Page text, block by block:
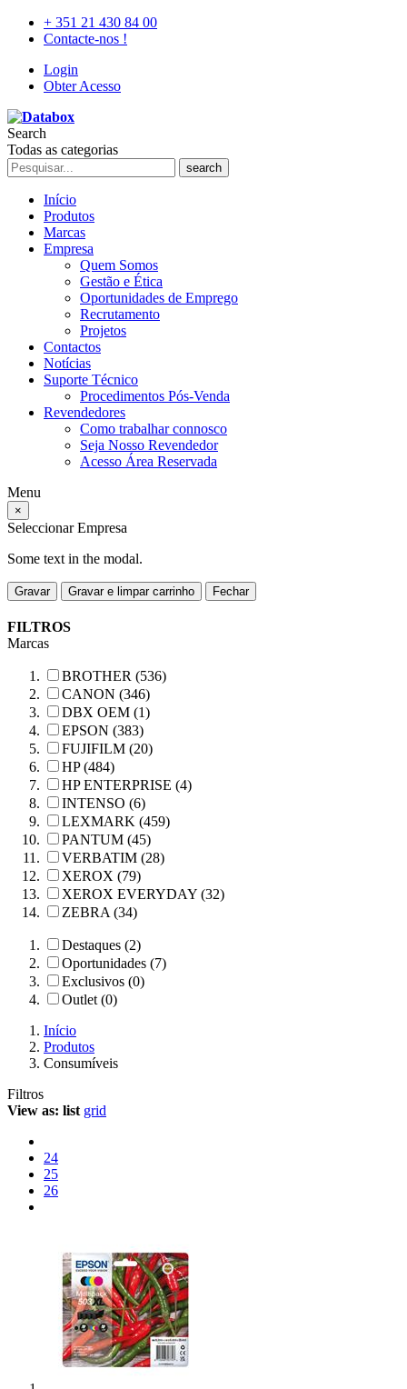
+ 351 21 430 84 00
Contacte-nos !
Login
Obter Acesso
Search
Todas as categorias
search
Início
Produtos
Marcas
Empresa
Quem Somos
Gestão e Ética
Oportunidades de Emprego
Recrutamento
Projetos
Contactos
Notícias
Suporte Técnico
Procedimentos Pós-Venda
Revendedores
Como trabalhar connosco
Seja Nosso Revendedor
Acesso Área Reservada
Menu
×
Seleccionar Empresa
Some text in the modal.
Gravar Gravar e limpar carrinho Fechar
FILTROS
Marcas
BROTHER (536)
CANON (346)
DBX OEM (1)
EPSON (383)
FUJIFILM (20)
HP (484)
HP ENTERPRISE (4)
INTENSO (6)
LEXMARK (459)
PANTUM (45)
VERBATIM (28)
XEROX (79)
XEROX EVERYDAY (32)
ZEBRA (34)
Destaques (2)
Oportunidades (7)
Exclusivos (0)
Outlet (0)
Início
Produtos
Consumíveis
Filtros
View as: list grid
24
25
26